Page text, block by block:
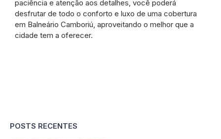
paciência e atenção aos detalhes, você poderá
desfrutar de todo o conforto e luxo de uma cobertura
em Balneário Camboriú, aproveitando o melhor que a
cidade tem a oferecer.
POSTS RECENTES